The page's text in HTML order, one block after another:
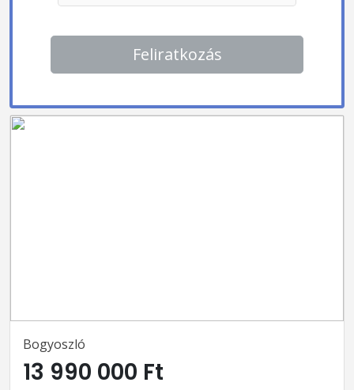
Feliratkozás
Bogyoszló
13 990 000 Ft